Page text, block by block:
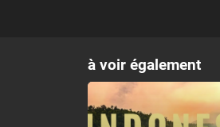
à voir également